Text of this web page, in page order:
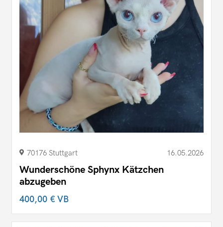
70176 Stuttgart 16.05.2026
Wunderschöne Sphynx Kätzchen
abzugeben
400,00 €VB